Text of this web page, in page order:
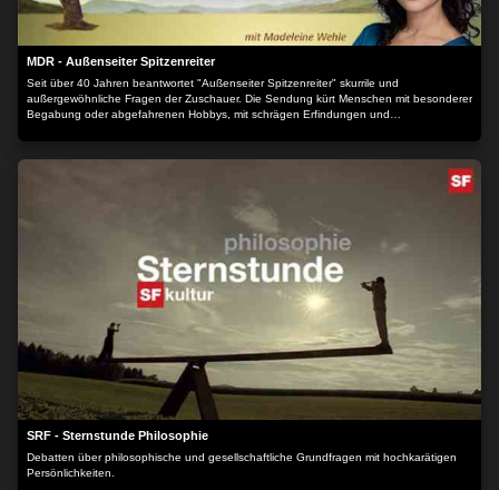
MDR - Außenseiter Spitzenreiter
Seit über 40 Jahren beantwortet "Außenseiter Spitzenreiter" skurrile und
außergewöhnliche Fragen der Zuschauer. Die Sendung kürt Menschen mit besonderer
Begabung oder abgefahrenen Hobbys, mit schrägen Erfindungen und
SRF - Sternstunde Philosophie
Debatten über philosophische und gesellschaftliche Grundfragen mit hochkarätigen
Persönlichkeiten.